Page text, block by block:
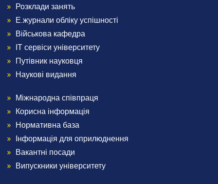
Menu
Footer
3
Розклади занять
Е.журнали обліку успішності
Військова кафедра
ІТ сервіси університету
Путівник науковця
Наукові видання
Menu
Footer
4
Міжнародна співпраця
Корисна інформація
Нормативна база
Інформація для оприлюднення
Вакантні посади
Випускники університету